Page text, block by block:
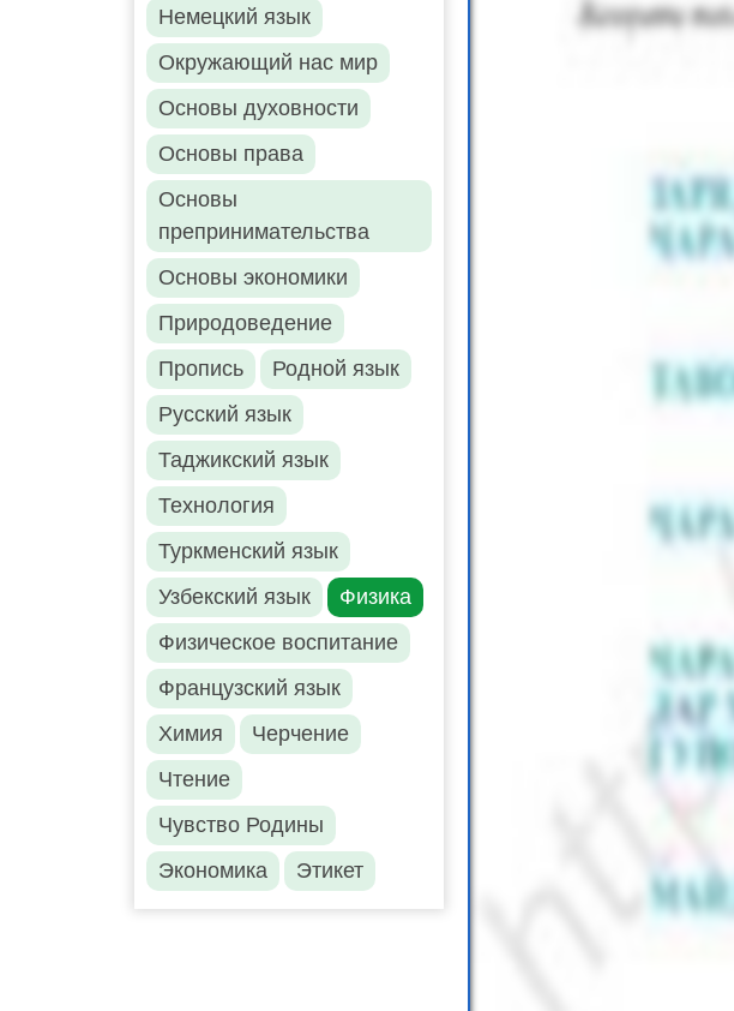
Немецкий язык
Окружающий нас мир
Основы духовности
Основы права
Основы
препринимательства
Основы экономики
Природоведение
Пропись
Родной язык
Русский язык
Таджикский язык
Технология
Туркменский язык
Узбекский язык
Физика
Физическое воспитание
Французский язык
Химия
Черчение
Чтение
Чувство Родины
Экономика
Этикет